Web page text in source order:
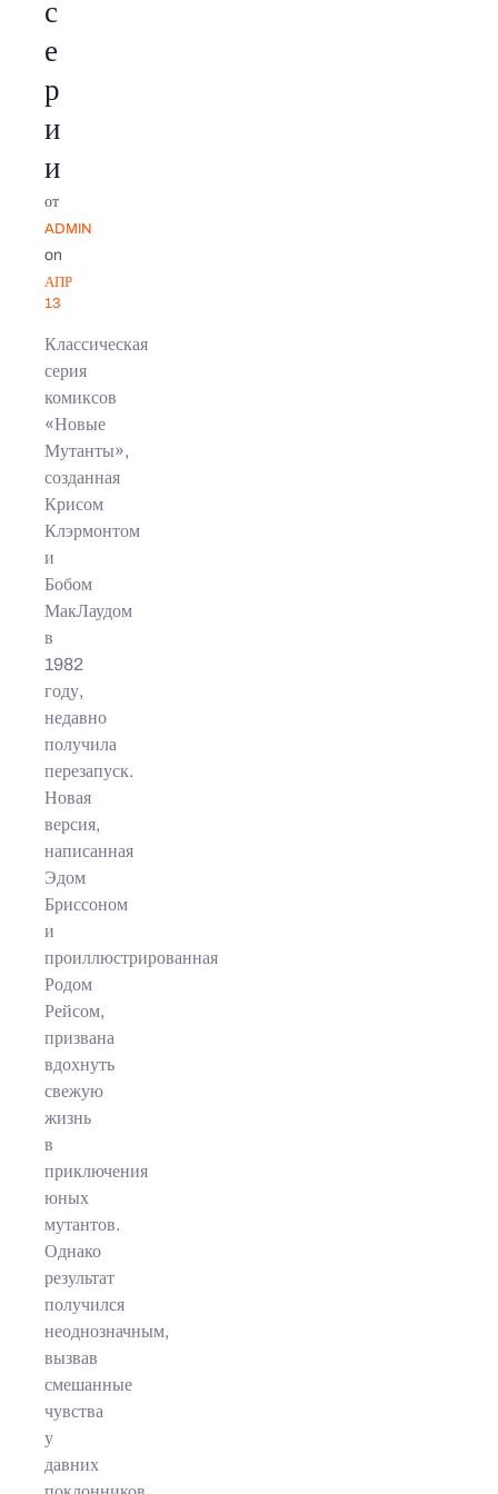
с
е
р
и
и
от
ADMIN
on
АПР
13
Классическая
серия
комиксов
«Новые
Мутанты»,
созданная
Крисом
Клэрмонтом
и
Бобом
МакЛаудом
в
1982
году,
недавно
получила
перезапуск.
Новая
версия,
написанная
Эдом
Бриссоном
и
проиллюстрированная
Родом
Рейсом,
призвана
вдохнуть
свежую
жизнь
в
приключения
юных
мутантов.
Однако
результат
получился
неоднозначным,
вызвав
смешанные
чувства
у
давних